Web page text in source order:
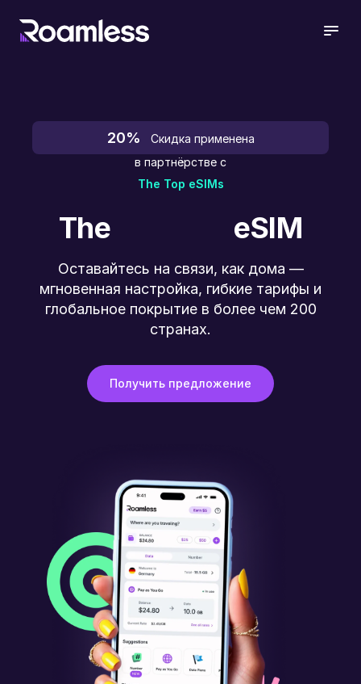
20%
Скидка применена
в партнёрстве с
The Top eSIMs
The eSIM
Оставайтесь на связи, как дома —
мгновенная настройка, гибкие тарифы и
глобальное покрытие в более чем 200
странах.
Получить предложение